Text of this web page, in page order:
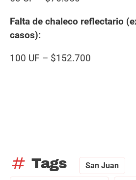
Falta de chaleco reflectario
casos):
100 UF – $152.700
tag Tags San Juan